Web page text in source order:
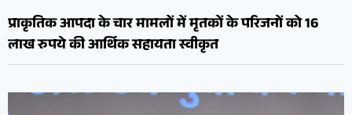
प्राकृतिक आपदा के चार मामलों में मृतकों के परिजनों को 16
लाख रुपये की आर्थिक सहायता स्वीकृत